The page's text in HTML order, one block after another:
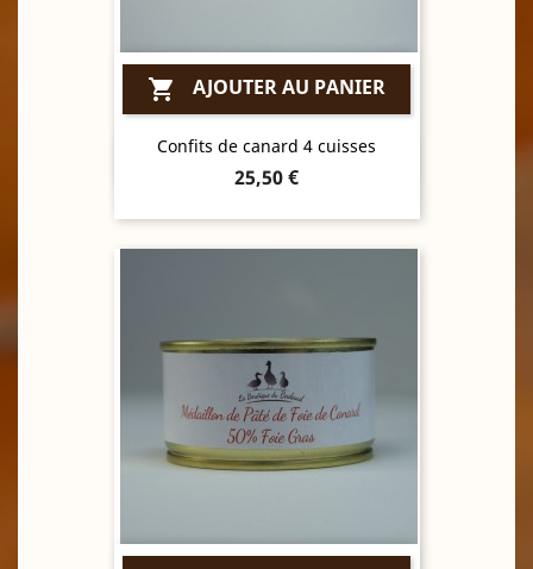
 AJOUTER AU PANIER
Confits de canard 4 cuisses
Prix
25,50 €
 Aperçu rapide